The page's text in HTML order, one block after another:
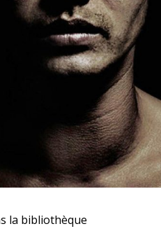
la bibliothèque